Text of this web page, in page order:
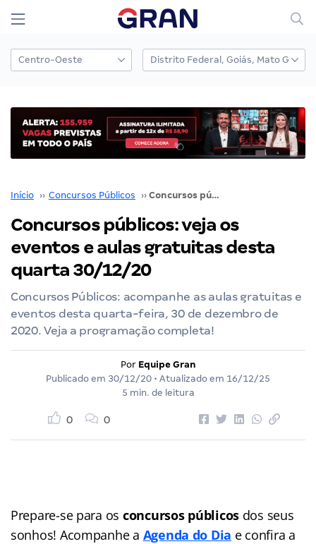
Início ›› Concursos Públicos ›› Concursos públicos: veja os eventos e aulas gratuitas desta quarta 30/12/20
Concursos públicos: veja os
eventos e aulas gratuitas desta
quarta 30/12/20
Concursos Públicos: acompanhe as aulas gratuitas e
eventos desta quarta-feira, 30 de dezembro de
2020. Veja a programação completa!
Por Equipe Gran
Publicado em 30/12/20 • Atualizado em 16/12/25
5 min. de leitura
0 0
Prepare-se para os concursos públicos dos seus
sonhos! Acompanhe a Agenda do Dia e confira a